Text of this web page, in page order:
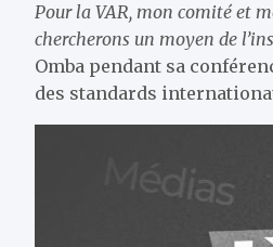
Pour la VAR, mon comité et
chercherons un moyen de
Omba pendant sa
des standards